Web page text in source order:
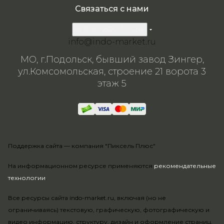
На информационном ресурсе применяются рекомендательные
технологии.
Все ресурсы сайта indo-market.ru, включая (но не
ограничиваясь) текстовую, графическую, фотографическую и
видео информацию, структуру, дизайн и оформление страниц,
Связаться с нами
info@indo-market.ru
МО, г.Подольск, бывший завод Зингер,
ул.Комсомольская, строение 21 ворота 3
этаж 5
Поддержка сайта — компания "Пиксель Плюс"